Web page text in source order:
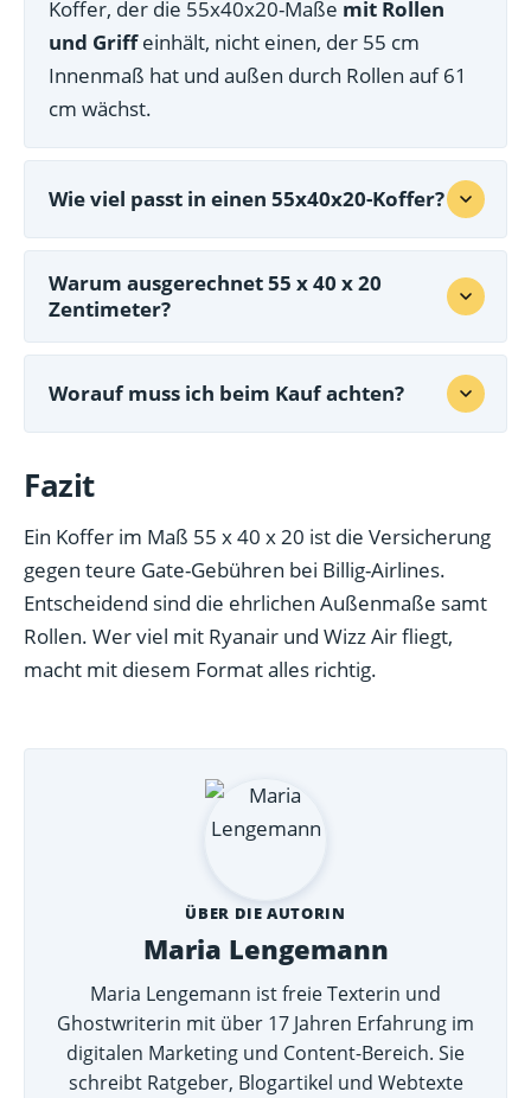
Koffer, der die 55x40x20-Maße mit Rollen
und Griffeinhält, nicht einen, der 55 cm
Innenmaß hat und außen durch Rollen auf 61
cm wächst.
Wie viel passt in einen 55x40x20-Koffer?
Warum ausgerechnet 55 x 40 x 20
Zentimeter?
Worauf muss ich beim Kauf achten?
Fazit
Ein Koffer im Maß 55 x 40 x 20 ist die Versicherung
gegen teure Gate-Gebühren bei Billig-Airlines.
Entscheidend sind die ehrlichen Außenmaße samt
Rollen. Wer viel mit Ryanair und Wizz Air fliegt,
macht mit diesem Format alles richtig.
ÜBER DIE AUTORIN
Maria Lengemann
Maria Lengemann ist freie Texterin und
Ghostwriterin mit über 17 Jahren Erfahrung im
digitalen Marketing und Content-Bereich. Sie
schreibt Ratgeber, Blogartikel und Webtexte